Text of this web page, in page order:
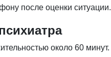
после оценки ситуации.
около 60 минут.